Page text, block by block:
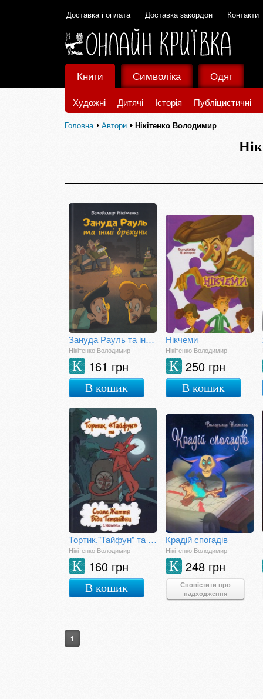
Доставка і оплата Доставка закордон Контакти
Книги
Художні Дитячі Історія Публіцистичні
Символіка Одяг
Головна Автори Нікітенко Володимир
Зануда Рауль та інші брехуни
Нікітенко Володимир
161 грн
К
В кошик
Нікчеми
Нікітенко Володимир
250 грн
К
В кошик
Тортик,"Тайфун" та Сьоме Життя Біди Тетянівни
Нікітенко Володимир
160 грн
К
В кошик
Крадій спогадів
Нікітенко Володимир
248 грн
К
Сповістити про
надходження
1